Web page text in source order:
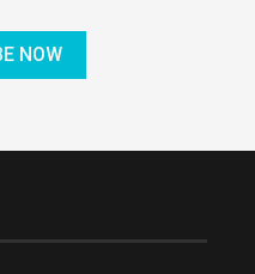
NOW